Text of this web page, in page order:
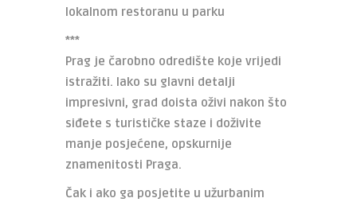
lokalnom restoranu u parku
***
Prag je čarobno odredište koje vrijedi
istražiti. Iako su glavni detalji
impresivni, grad doista oživi nakon što
siđete s turističke staze i doživite
manje posjećene, opskurnije
znamenitosti Praga.
Čak i ako ga posjetite u užurbanim